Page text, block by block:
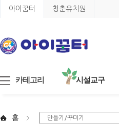
아이꿈터 청춘유치원
카테고리 시설교구
홈